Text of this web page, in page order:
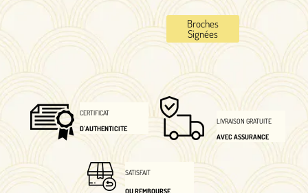
CERTIFICAT
D'AUTHENTICITE
LIVRAISON GRATUITE
AVEC ASSURANCE
SATISFAIT
OU REMBOURSE
Broches
Signées